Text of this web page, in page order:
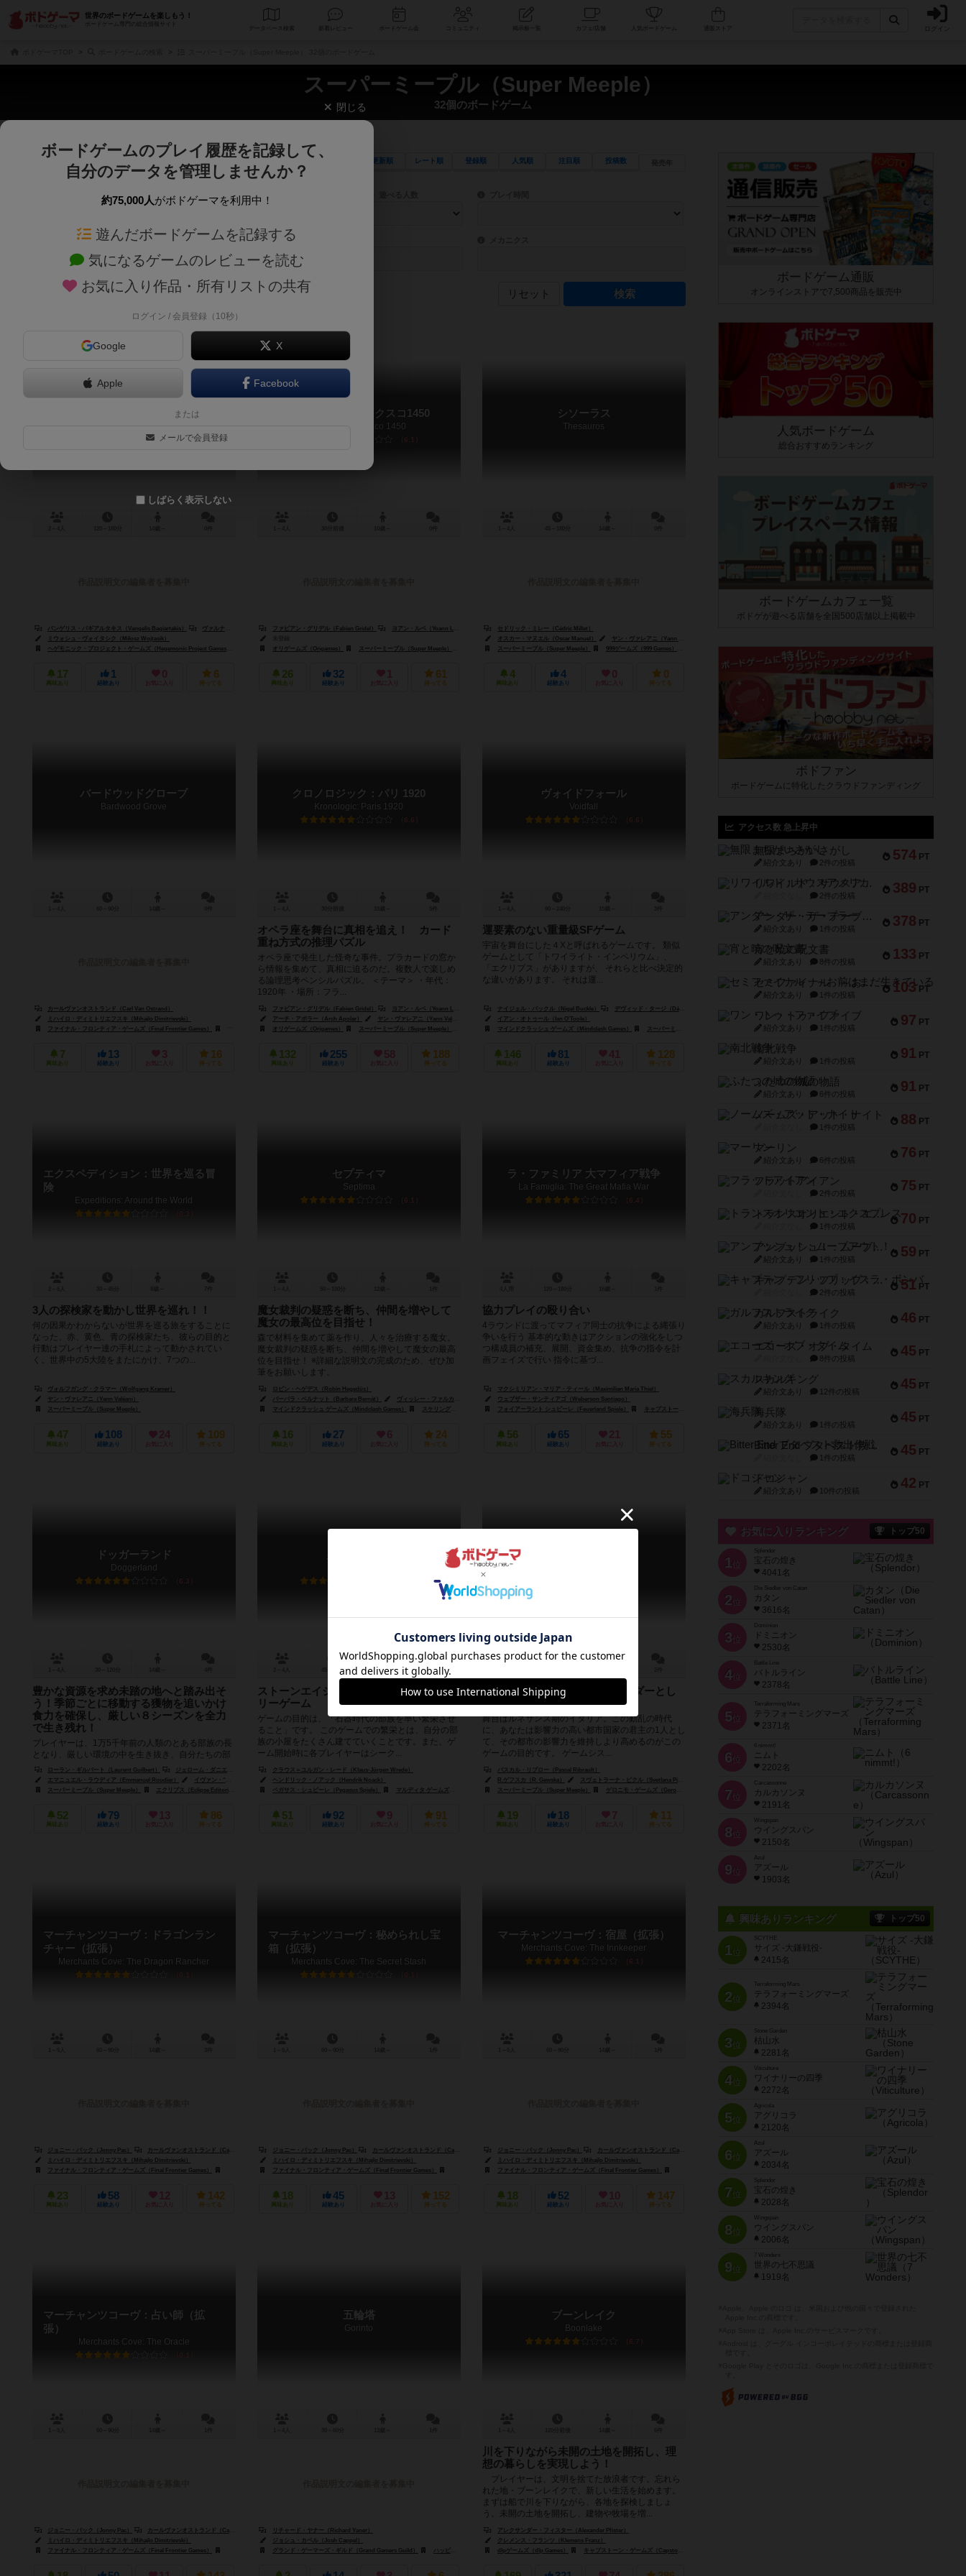
世界のボードゲームを楽しもう！
ボードゲーム専門の総合情報サイト
データベース コミュニティ 人気ボードゲーム ログイン
スーパーミープル（Super Meeple）
32個のボードゲーム
じっくり表示 更新順 レート順 登録順 人気順 注目順 投稿数
商品名、商品説明文、デザイナー名、テーマ名、メカニクス名を対象にフリーワード検索ができます。
ゲームデザイナー名を指定して検索できます。
ゲームデザイナー 目安となる所要時間を指定することができます。マニュアルを読む時間や参加者へのルール説明時間は含まれていないため、初めて
対象年齢を指定します。 世界観や登場人物などモチーフ・ストーリーを指定することができます。直感的にゲームシステムを理解できるよう、中世ファンタジー・クッキング・海賊同士の対決など、ゲームコンセプトを絞
テーマ/フレーバー ゲーム性を構成するコアシステムです。主にボードゲームに慣れている方向けの絞込機能です。例えば「ダイスロール」はランダ
リセット
ワールドオーダー
バンゲリス・バギアルタキス（Vangelis Bagiartakis）
ヴァルナバス・ティモテウ（Varnavas Timotheou）
ミウォシュ・ヴォイタシク（Miłosz Wojtasik）
ヘゲモニック・プロジェクト・ゲームズ（Hegemonic Project Games）
バンブルビー・ゲームズ（Bumblebee Games） スーパーミープル（Super Meeple）
17
興味あり
1
経験あり
0
お気に入り
6
持ってる
クロノロジック：クスコ1450
Kronologic: Cuzco 1450
6.1
ファビアン・グリデル（Fabien Gridel）
ヨアン・ルベ（Yoann Levet）
オリゲームズ（Origames）
スーパーミープル（Super Meeple） ジェム・クラブ・キフト（Gém Klub Kft.）
26
興味あり
32
経験あり
1
お気に入り
61
持ってる
シソーラス
Thesauros
セドリック・ミレー（Cédric Millet）
オスカー・マヌエル（Oscar Manuel）
ヤン・ヴァレアニ（Yann Valéani）
スーパーミープル（Super Meeple）
999ゲームズ（999 Games） クラニオ・クリエーションズ（Cranio Creations）
4
興味あり
4
経験あり
0
お気に入り
0
持ってる
バードウッドグローブ
Bardwood Grove
カールヴァンオストランド（Carl Van Ostrand）
ミハイロ・ディミトリエフスキ（Mihajlo Dimitrievski）
ファイナル・フロンティア・ゲームズ（Final Frontier Games）
ジャイアントロック（Giant Roc） スーパーミープル（Super Meeple）
7
興味あり
13
経験あり
3
お気に入り
16
持ってる
クロノロジック：パリ 1920
Kronologic: Paris 1920
6.6
オペラ座を舞台に真相を追え！ カード
重ね方式の推理パズル
オペラ座で発生した怪奇な事件。プラカードの窓か
ら情報を集めて、真相に迫るのだ。複数人で楽しめ
る論理思考ペンシルパズル。 ＜テーマ＞ ・年代：
1920年 ・場所：フラ...
ファビアン・グリデル（Fabien Gridel）
ヨアン・ルベ（Yoann Levet）
アーチ・アポラー（Arch Apolar）
ヤン・ヴァレアニ（Yann Valéani）
オリゲームズ（Origames）
スーパーミープル（Super Meeple） ジェム・クラブ・キフト（Gém Klub Kft.）
132
興味あり
255
経験あり
58
お気に入り
188
持ってる
ヴォイドフォール
Voidfall
6.6
運要素のない重量級SFゲーム
宇宙を舞台にした４Xと呼ばれるゲームです。 類似
ゲームとして「トワイライト・インペリウム」、
「エクリプス」がありますが、 それらと比べ決定的
な違いがあります。 それは運...
ナイジェル・バックル（Nigel Buckle）
デヴィッド・タージ（Dávid Turczi）
イアン・オトゥール（Ian O'Toole）
マインドクラッシュ ゲームズ（Mindclash Games）
スーパーミープル（Super Meeple）
146
興味あり
81
経験あり
41
お気に入り
128
持ってる
エクスペディション：世界を巡る冒
険
Expeditions: Around the World
6.3
3人の探検家を動かし世界を巡れ！！
何の因果かわからないが世界を巡る旅をすることに
なった、赤、黄色、青の探検家たち、彼らの目的と
行動はプレイヤー達の手札によって動かされてい
く。世界中の5大陸をまたにかけ、7つの...
ヴォルフガング・クラマー（Wolfgang Kramer）
ヤン・ヴァレアニ（Yann Valéani）
スーパーミープル（Super Meeple）
47
興味あり
108
経験あり
24
お気に入り
109
持ってる
セプティマ
Septima
6.1
魔女裁判の疑惑を断ち、仲間を増やして
魔女の最高位を目指せ！
森で材料を集めて薬を作り、人々を治療する魔女。
魔女裁判の疑惑を断ち、仲間を増やして魔女の最高
位を目指せ！ ※詳細な説明文の完成のため、ぜひ加
筆をお願いします。
ロビン・ヘゲデス（Robin Hegedűs）
バーバラ・ベルナット（Barbara Bernát）
ヴィッレー・ファルカシュ（Villő Farkas）
マインドクラッシュ ゲームズ（Mindclash Games）
スケリング・ゲームズ（Skellig Games） スーパーミープル（Super Meeple）
16
興味あり
27
経験あり
6
お気に入り
24
持ってる
ラ・ファミリア 大マフィア戦争
La Famiglia: The Great Mafia War
6.4
協力プレイの殴り合い
4ラウンドに渡ってマフィア同士の抗争による縄張り
争いを行う 基本的な動きはアクションの強化をしつ
つ構成員の補充、展開、資金集め、抗争の指令を計
画フェイズで行い 指令に基づ...
マクシミリアン・マリア・ティール（Maximilian Maria Thiel）
ウェブザー・サンティアゴ（Weberson Santiago）
フォイアーラント シュピーレ（Feuerland Spiele）
キャプストーン・ゲームズ（Capstone Games） スーパーミープル（Super Meeple）
56
興味あり
65
経験あり
21
お気に入り
55
持ってる
ドッガーランド
Doggerland
6.3
豊かな資源を求め未踏の地へと踏み出そ
う！季節ごとに移動する獲物を追いかけ
食力を確保し、厳しい８シーズンを全力
で生き残れ！
プレイヤーは、1万5千年前の人類のとある部族の長
となり、厳しい環境の中を生き抜き、自分たちの部
族が暮らした痕跡を残すことを目指します。 夏と冬
を繰り返すことでゲームを進...
ローラン・ギルバート（Laurent Guilbert）
ジェローム・ダニエル・スノーショフ（Jérôme Daniel Snowrchoff）
エマニュエル・ラウディア（Emmanuel Roudier）
イヴァン・“ガウェイン”・ヴィルヌーヴ（Yvan "Gawain" Villeneuve）
スーパーミープル（Super Meeple）
エクリプス（Eclipse Editorial） ズヴェズダ（Zvezda）
52
興味あり
79
経験あり
13
お気に入り
86
持ってる
45～60分 10歳～ 1件
ストーンエイジが舞台のミドル級ファミ
リーゲーム
ゲームの目的は、「石器時代の部族を率い繁栄させ
ること」です。 このゲームでの繁栄とは、自分の部
族の小屋をたくさん建てていくことです。また、ゲ
ーム開始時に各プレイヤーはシーク...
クラウス＝ユルガン・レード（Klaus-Jürgen Wrede）
ヘンドリック・ノアック（Hendrik Noack）
ペガサス・シュピーレ（Pegasus Spiele）
マルディタ ゲームズ（Maldito Games） スーパーミープル（Super Meeple）
51
興味あり
92
経験あり
9
お気に入り
91
持ってる
ルネサンス期の都市国家のリーダーとし
て活躍しよう
舞台はルネサンス期のイタリア。この動乱の時代
に、あなたは影響力の高い都市国家の君主の1人とし
て、その都市の影響力を維持しより高めるのがこの
ゲームの目的です。 ゲームシス...
パスカル・リブロー（Pascal Ribrault）
R.ゲフスカ（R. Gewska）
スヴェトラーナ・ピクル（Svetlana Pikul）
アレナ・ステパノバ（Alena Stepanova）
スーパーミープル（Super Meeple）
ゲロニモ・ゲームズ（Geronimo Games） ストローマン・ゲームズ（Strohmann Games）
19
興味あり
18
経験あり
7
お気に入り
11
持ってる
マーチャンツコーヴ：ドラゴンラン
チャー（拡張）
Merchants Cove: The Dragon Rancher
6.1
ジョニー・パック（Jonny Pac） カールヴァンオストランド（Carl Van Ostrand）
ドレイク・ビジャレアル（Drake Villareal）
ミハイロ・ディミトリエフスキ（Mihajlo Dimitrievski）
ファイナル・フロンティア・ゲームズ（Final Frontier Games）
スーパーミープル（Super Meeple） TCGファクトリー（Tcg Factory）
23
興味あり
58
経験あり
12
お気に入り
142
持ってる
マーチャンツコーヴ：秘められし宝
箱（拡張）
Merchants Cove: The Secret Stash
6.1
ジョニー・パック（Jonny Pac） カールヴァンオストランド（Carl Van Ostrand）
ドレイク・ビジャレアル（Drake Villareal）
ミハイロ・ディミトリエフスキ（Mihajlo Dimitrievski）
ファイナル・フロンティア・ゲームズ（Final Frontier Games）
スーパーミープル（Super Meeple） TCGファクトリー（Tcg Factory）
18
興味あり
45
経験あり
13
お気に入り
152
持ってる
マーチャンツコーヴ：宿屋（拡張）
Merchants Cove: The Innkeeper
6.1
ジョニー・パック（Jonny Pac） カールヴァンオストランド（Carl Van Ostrand）
ドレイク・ビジャレアル（Drake Villareal）
ミハイロ・ディミトリエフスキ（Mihajlo Dimitrievski）
ファイナル・フロンティア・ゲームズ（Final Frontier Games）
スーパーミープル（Super Meeple） TCGファクトリー（Tcg Factory）
18
興味あり
52
経験あり
10
お気に入り
147
持ってる
マーチャンツコーヴ：占い師（拡
張）
Merchants Cove: The Oracle
6.1
ジョニー・パック（Jonny Pac） カールヴァンオストランド（Carl Van Ostrand）
ドレイク・ビジャレアル（Drake Villareal）
ミハイロ・ディミトリエフスキ（Mihajlo Dimitrievski）
ファイナル・フロンティア・ゲームズ（Final Frontier Games）
スーパーミープル（Super Meeple） TCGファクトリー（Tcg Factory）
五輪塔
Gorinto
リチャード・ヤナー（Richard Yaner）
ジョシュ・カペル（Josh Cappel）
グランド・ゲーマーズ・ギルド（Grand Gamers Guild）
ハッピー・ミープル・ゲームズ（Happy meeple games） スーパーミープル（Super Meeple）
ブーンレイク
Boonlake
6.7
川を下りながら未開の土地を開拓し、理
想の暮らしを実現しよう！
プレイヤーは、文明を捨てた放浪者です。忘れら
れた地・ブーンレイクで、新しい生活を始めます。
まずは船で川を下りながら、各地を探検しましょ
う。未開の土地を開拓し、建物や牧場を増...
アレクサンダー・フィスター（Alexander Pfister）
クレメンス・フランツ（Klemens Franz）
dlpゲームズ（dlp Games）
キャプストーン・ゲームズ（Capstone Games）
ボードゲーム通販
オンラインストアで7,500商品を販売中
人気ボードゲーム
総合おすすめランキング
ボードゲームカフェ一覧
ボドゲが遊べる店舗を全国500店舗以上掲載中
ボドファン
ボードゲームに特化したクラウドファンディング
アクセス数 急上昇中
574 PT
無限まちがいさがし
紹介文あり 2件の投稿
389 PT
リワイルド：サウスアメリカ
2件の投稿
378 PT
アンダー・ザ・テーブラー
紹介文あり 1件の投稿
133 PT
宵と暁の呪文書
紹介文あり 8件の投稿
103 PT
セミファイナル ～お前はまだ生きている～
紹介文あり 1件の投稿
97 PT
ワン・トゥ・ファイブ
紹介文あり 1件の投稿
91 PT
南北戦争
紹介文あり 1件の投稿
91 PT
ふたつの城の物語
紹介文あり 6件の投稿
88 PT
ノームズ・アット・ナイト
1件の投稿
76 PT
マーリン
紹介文あり 6件の投稿
75 PT
フラットアイアン
2件の投稿
70 PT
トランスオリエント・エクスプレス
1件の投稿
59 PT
アンブッシュ！：ムーブアウト！
紹介文あり 1件の投稿
51 PT
キャプテン・フリップ：イスラ・ボンバ
2件の投稿
46 PT
ガルフストライク
紹介文あり 1件の投稿
45 PT
エコーズ・オブ・タイム
8件の投稿
45 PT
スカルキング
紹介文あり 12件の投稿
45 PT
海兵隊
紹介文あり 1件の投稿
45 PT
Bitter End ブタペスト救出作戦
1件の投稿
42 PT
ドコジャン
紹介文あり 10件の投稿
お気に入りランキング トップ50
1 位
宝石の煌き
4041名
2 位
Die Siedler von Catan
カタン
3616名
3 位
ドミニオン
2530名
4位
Battle Line
バトルライン
2378名
5 位
Terraforming Mars
テラフォーミングマーズ
2371名
6 位
ニムト
2202名
7 位
Carcassonne
カルカソンヌ
2191名
8 位
Wingspan
ウイングスパン
2150名
9 位
Azul
アズール
1903名
興味ありランキング トップ50
1位
SCYTHE
サイズ -大鎌戦役-
2415名
2位
Terraforming Mars
テラフォーミングマーズ
2394名
3位
Stone Garden
枯山水
2281名
4位
Viticulture
ワイナリーの四季
2272名
5位
Agricola
アグリコラ
2120名
6位
Azul
アズール
2034名
7位
宝石の煌き
2028名
8位
Wingspan
ウイングスパン
2006名
9位
7 Wonders
世界の七不思議
1919名
閉じる
ボードゲームのプレイ履歴を記録して、
自分のデータを管理しませんか？
約75,000人がボドゲーマを利用中！
遊んだボードゲームを記録する
気になるゲームのレビューを読む
お気に入り作品・所有リストの共有
ログイン / 会員登録（10秒）
Google X
Apple Facebook
または
メールで会員登録
しばらく表示しない